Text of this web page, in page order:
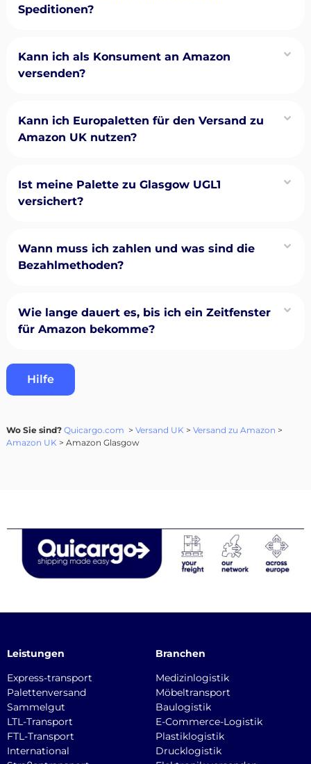
Speditionen?
Kann ich als Konsument an Amazon
versenden?
Kann ich Europaletten für den Versand zu
Amazon UK nutzen?
Ist meine Palette zu Glasgow UGL1
versichert?
Wann muss ich zahlen und was sind die
Bezahlmethoden?
Wie lange dauert es, bis ich ein Zeitfenster
für Amazon bekomme?
Hilfe
Wo Sie sind? Quicargo.com > Versand UK > Versand zu Amazon >
Amazon UK > Amazon Glasgow
Leistungen
Express-transport
Palettenversand
Sammelgut
LTL-Transport
FTL-Transport
International
Branchen
Medizinlogistik
Möbeltransport
Baulogistik
E-Commerce-Logistik
Plastiklogistik
Drucklogistik